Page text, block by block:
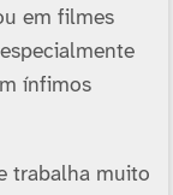
em filmes
í­nfimos
trabalha muito